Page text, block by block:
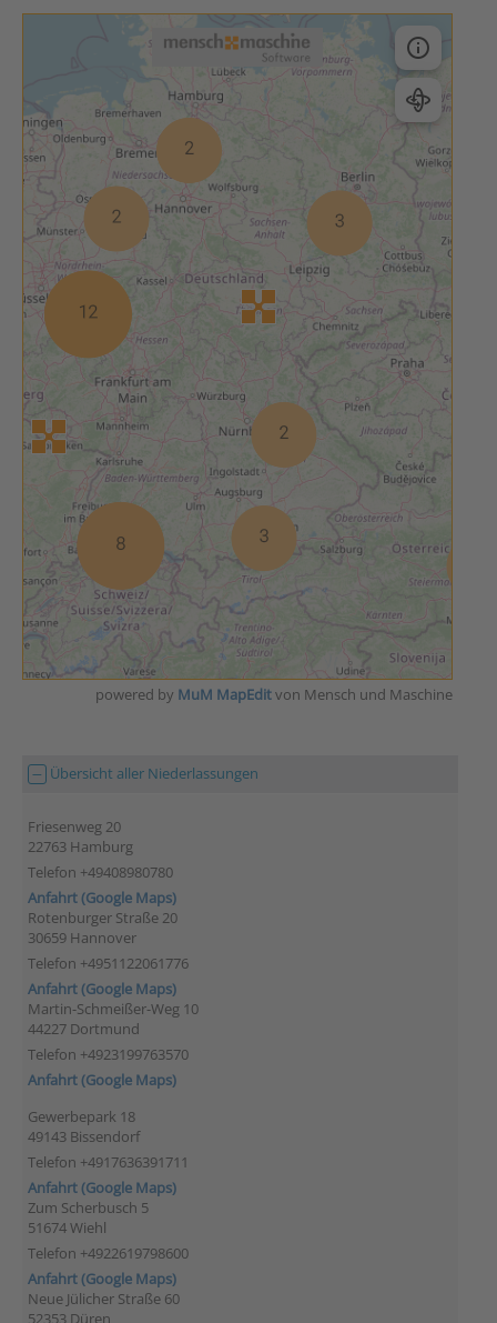
powered by MuM MapEditvon Mensch und Maschine
Übersicht aller Niederlassungen
Friesenweg 20
22763 Hamburg
Telefon +49408980780
Anfahrt (Google Maps)
Rotenburger Straße 20
30659 Hannover
Telefon +4951122061776
Anfahrt (Google Maps)
Martin-Schmeißer-Weg 10
44227 Dortmund
Telefon +4923199763570
Anfahrt (Google Maps)
Gewerbepark 18
49143 Bissendorf
Telefon +4917636391711
Anfahrt (Google Maps)
Zum Scherbusch 5
51674 Wiehl
Telefon +4922619798600
Anfahrt (Google Maps)
Neue Jülicher Straße 60
52353 Düren